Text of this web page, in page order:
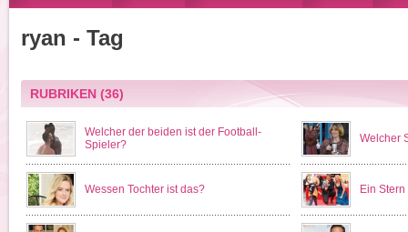
ryan - Tag
RUBRIKEN(36)
Welcher der beiden ist der Football-
Spieler?
Welcher
Wessen Tochter ist das? Ein